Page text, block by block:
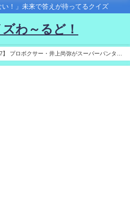
い！」未来で答えが待ってるクイズ
わ～るど！
】 プロボクサー・井上尚弥がスーパーバンタム